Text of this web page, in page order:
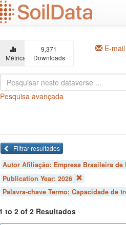
Ir
para
o
principal
Métricas
9,371
Downloads
E-mail
Pesquisa avançada
Filtrar resultados
Autor Afiliação: Empresa Brasileira
Publication Year: 2026
Palavra-chave Termo: Capacidade de
to 2 of 2 Resultados